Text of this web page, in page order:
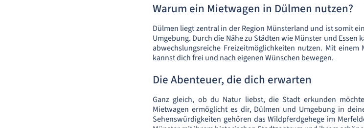
Warum ein Mietwagen in Dülmen nutzen?
Dülmen liegt zentral in der Region Münsterland und ist somit
Umgebung. Durch die Nähe zu Städten wie Münster und
abwechslungsreiche Freizeitmöglichkeiten nutzen. Mit
kannst dich frei und nach eigenen Wünschen bewegen.
Die Abenteuer, die dich erwarten
Ganz gleich, ob du Natur liebst, die Stadt erkunden
Mietwagen ermöglicht es dir, Dülmen und Umgebung in
Sehenswürdigkeiten gehören das Wildpferdgehege im